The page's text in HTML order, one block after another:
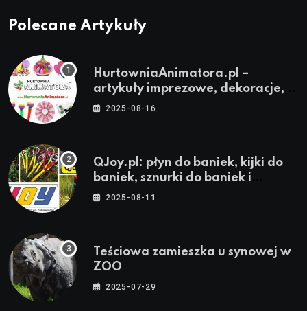
Polecane Artykuły
HurtowniaAnimatora.pl –
artykuły imprezowe, dekoracje,
stroje i akcesoria dla animatorów
2025-08-16
QJoy.pl: płyn do baniek, kijki do
baniek, sznurki do baniek i
zestawy do baniek
2025-08-11
Teściowa zamieszka u synowej w
ZOO
2025-07-29